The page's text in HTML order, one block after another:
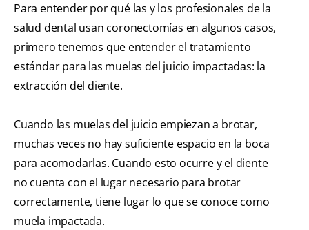
Para entender por qué las y los profesionales de la
salud dental usan coronectomías en algunos casos,
primero tenemos que entender el tratamiento
estándar para las muelas del juicio impactadas: la
extracción del diente.
Cuando las muelas del juicio empiezan a brotar,
muchas veces no hay suficiente espacio en la boca
para acomodarlas. Cuando esto ocurre y el diente
no cuenta con el lugar necesario para brotar
correctamente, tiene lugar lo que se conoce como
muela impactada.